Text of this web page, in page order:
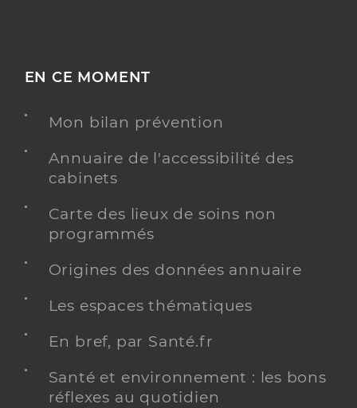
EN CE MOMENT
Mon bilan prévention
Annuaire de l'accessibilité des
cabinets
Carte des lieux de soins non
programmés
Origines des données annuaire
Les espaces thématiques
En bref, par Santé.fr
Santé et environnement : les bons
réflexes au quotidien